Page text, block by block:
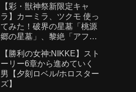
【彩・獣神祭新限定キャ
ラ】カーミラ、ツクモ 使っ
てみた！破界の星墓「桃源
郷の星墓」、黎絶「アフェ
ショットスキル、アシスト
スキルに注目！【新キャラ
使ってみた｜モンスト公
式】
【勝利の女神:NIKKE】スト
ーリー6章から進めていく
男【夕刻ロベル/ホロスター
ズ】